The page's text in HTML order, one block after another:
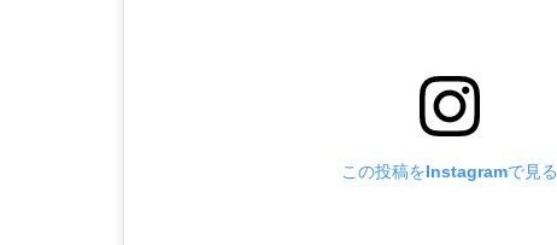
この投稿をInstagramで見る